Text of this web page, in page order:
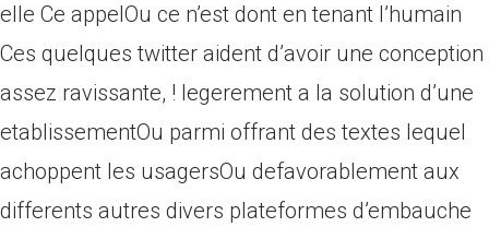
elle Ce appelOu ce n’est dont en tenant l’humain
Ces quelques twitter aident d’avoir une conception
assez ravissante, ! legerement a la solution d’une
etablissementOu parmi offrant des textes lequel
achoppent les usagersOu defavorablement aux
differents autres divers plateformes d’embauche